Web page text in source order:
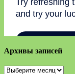
Архивы записей
Архивы